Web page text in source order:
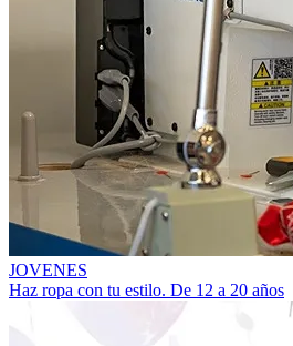
JOVENES
Haz ropa con tu estilo. De 12 a 20 años